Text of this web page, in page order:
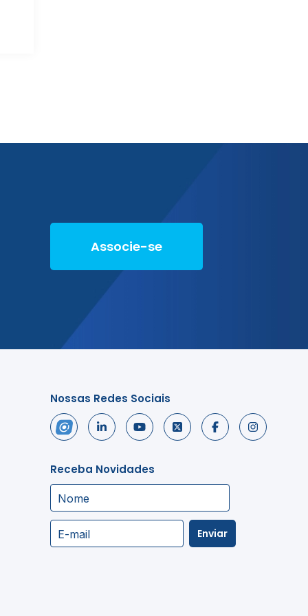
Associe-se
Nossas Redes Sociais
Receba Novidades
Nome
E-mail Enviar